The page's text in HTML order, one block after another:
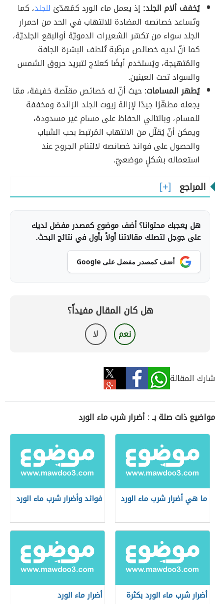
يُخفف ألام الجلد: إذ يعمل ماء الورد كمُهدّئ للجلد، كما
وتُساعد خصائصه المضادة للالتهاب في الحد من احمرار
الجلد سواء من تكسّر الشعيرات الدمويّة أوالبقع الجلديّة،
كما أنّ لديه خصائص مرطّبة تُلطف البشرة الجافة
والمُتهيجة، ويُستخدم أيضًا كعلاج لتبريد حروق الشمس
والسواد تحت العينين.
يُطهر المسامات: حيث أنّ له خصائص مقلّصة خفيفة، ممّا
يجعله مطهّرًا جيدًا لإزالة زيوت الجلد الزائدة ومخففة
للمسام، وبالتالي الحفاظ على مسام غير مسدودة،
ويمكن أنّ يُقلّل من الالتهاب المُرتبط بحب الشباب
والحصول على فوائد خصائصه لالتئام الجروح عند
استعماله بشكلٍ موضعيّ.
المراجع
هل يعجبك محتوانا؟ أضف موضوع كمصدر مفضل لديك
على جوجل لتصلك مقالاتنا أولاً بأول في نتائج البحث.
أضف كمصدر مفضل على Google
هل كان المقال مفيداً؟
نعم لا
شارك المقالة
مواضيع ذات صلة بـ : أضرار شرب ماء الورد
ما هي أضرار شرب ماء الورد فوائد وأضرار شرب ماء الورد
أضرار شرب ماء الورد بكثرة أضرار ماء الورد